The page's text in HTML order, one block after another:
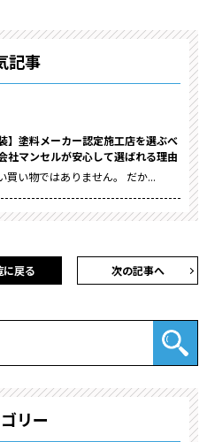
記事
】塗料メーカー認定施工店を選ぶべ
社マンセルが安心して選ばれる理由
買い物ではありません。 だか...
次の記事へ
に戻る
リー